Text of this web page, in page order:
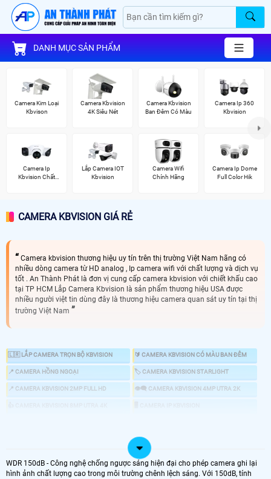
DANH MỤC SẢN PHẨM
Camera Kim Loại
Kbvison
Camera Kbvision
4K Siêu Nét
Camera Kbvision
Ban Đêm Có Màu
Camera Ip 360
Kbvision
Camera Ip
Kbvision Chất
Lắp Camera IOT
Kbvision
Camera Wifi
Chính Hãng
Camera Ip Dome
Full Color Hik
CAMERA KBVISION GIÁ RẺ
Camera kbvision thương hiệu uy tín trên thị trường Việt Nam hãng có
nhiều dòng camera từ HD analog , Ip camera wifi với chất lượng và dịch vụ
tốt . An Thành Phát là đơn vị cung cấp camera kbvision với chiết khấu cao
tại TP HCM Lắp Camera Kbvision là sản phẩm thương hiệu USA được
nhiều người việt tin dùng đây là thương hiệu camera quan sát uy tín tại thị
trường Việt Nam
🇱🇷 LẮP CAMERA TRỌN BỘ KBVISION 🔰 CAMERA KBVISION CÓ MÀU BAN ĐÊM
📍 CAMERA HỒNG NGOẠI 🏷 CAMERA KBVISION STARLIGHT
📍 CAMERA KBVISION 2MP FULL HD 👁️‍🗨️ CAMERA KBVISION 4MP UTRA 2K
💤 CAMERA AI KBVISION
WDR 150dB - Công nghệ chống ngược sáng hiện đại cho phép camera ghi lại
hình ảnh chất lượng cao trong môi trường chênh lệch sáng. Với 150dB, tính